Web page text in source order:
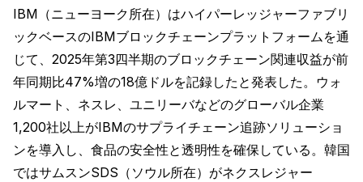
IBM（ニューヨーク所在）はハイパーレッジャーファブリ
ックベースのIBMブロックチェーンプラットフォームを通
じて、2025年第3四半期のブロックチェーン関連収益が前
年同期比47%増の18億ドルを記録したと発表した。ウォ
ルマート、ネスレ、ユニリーバなどのグローバル企業
1,200社以上がIBMのサプライチェーン追跡ソリューショ
ンを導入し、食品の安全性と透明性を確保している。韓国
ではサムスンSDS（ソウル所在）がネクスレジャー